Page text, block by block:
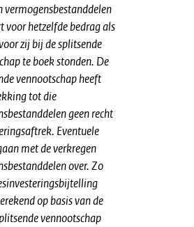
vermogensbestanddelen
voor hetzelfde bedrag als
zij bij de splitsende
te boek stonden. De
vennootschap heeft
tot die
geen recht
Eventuele
met de verkregen
over. Zo
op basis van de
vennootschap